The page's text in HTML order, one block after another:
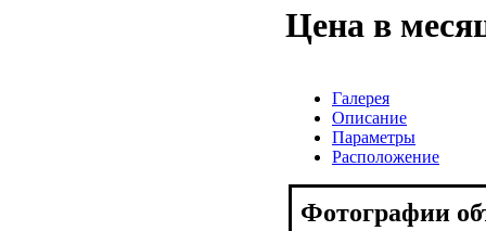
Цена в
Галерея
Описание
Параметры
Расположение
Фотографии